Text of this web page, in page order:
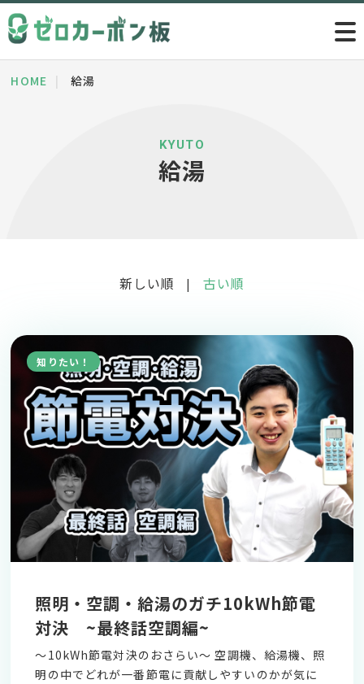
HOME 給湯
KYUTO
給湯
新しい順 | 古い順
知りたい！
照明・空調・給湯のガチ10kWh節電
対決 ~最終話空調編~
～10kWh節電対決のおさらい～ 空調機、給湯機、照
明の中でどれが一番節電に貢献しやすいのかが気に